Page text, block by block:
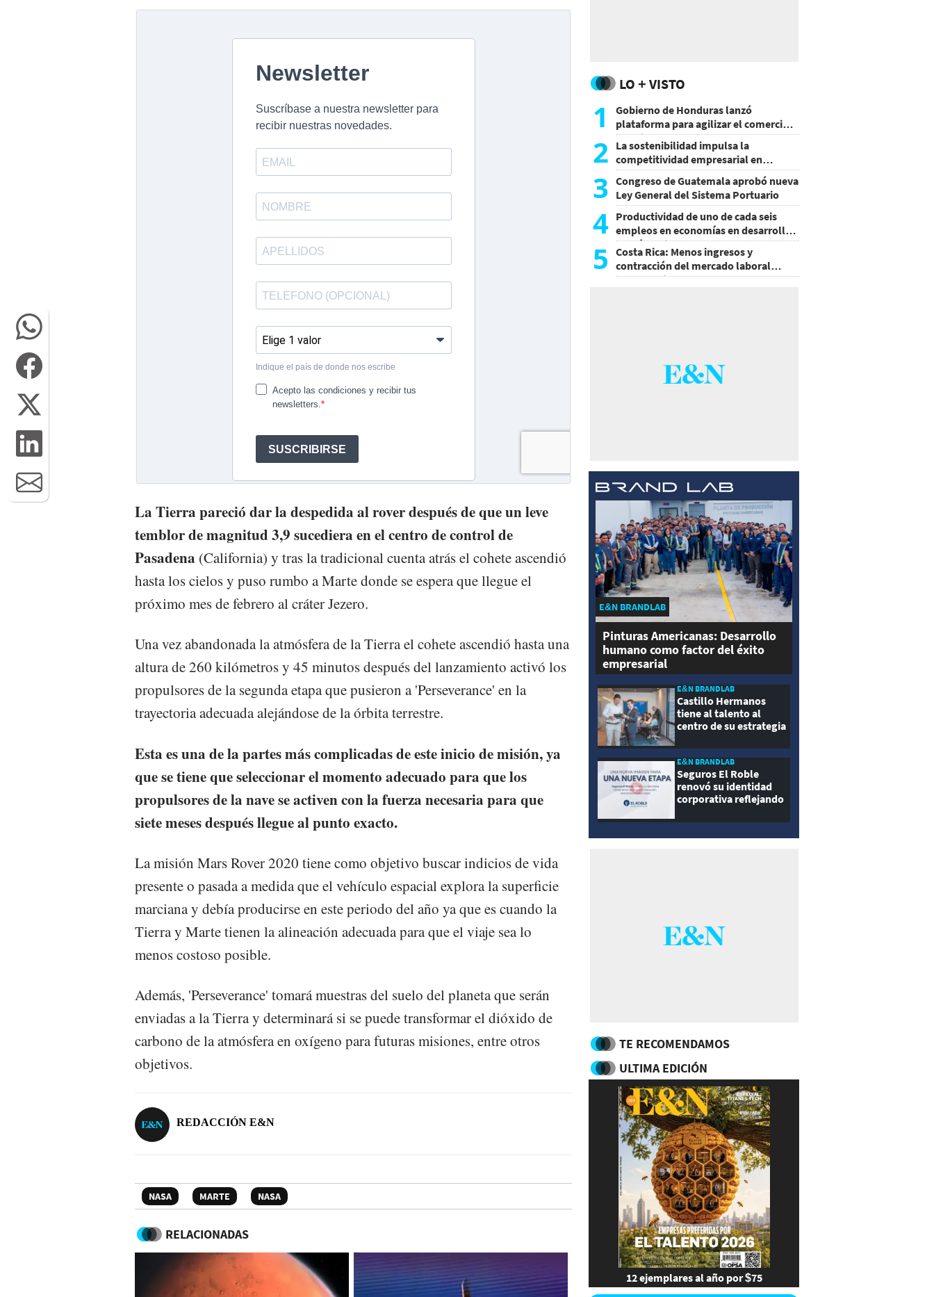
La Tierra pareció dar la despedida al rover después de que un leve
temblor de magnitud 3,9 sucediera en el centro de control de
Pasadena (California) y tras la tradicional cuenta atrás el cohete ascendió
hasta los cielos y puso rumbo a Marte donde se espera que llegue el
próximo mes de febrero al cráter Jezero.
Una vez abandonada la atmósfera de la Tierra el cohete ascendió hasta una
altura de 260 kilómetros y 45 minutos después del lanzamiento activó los
propulsores de la segunda etapa que pusieron a 'Perseverance' en la
trayectoria adecuada alejándose de la órbita terrestre.
Esta es una de la partes más complicadas de este inicio de misión, ya
que se tiene que seleccionar el momento adecuado para que los
propulsores de la nave se activen con la fuerza necesaria para que
siete meses después llegue al punto exacto.
La misión Mars Rover 2020 tiene como objetivo buscar indicios de vida
presente o pasada a medida que el vehículo espacial explora la superficie
marciana y debía producirse en este periodo del año ya que es cuando la
Tierra y Marte tienen la alineación adecuada para que el viaje sea lo
menos costoso posible.
Además, 'Perseverance' tomará muestras del suelo del planeta que serán
enviadas a la Tierra y determinará si se puede transformar el dióxido de
carbono de la atmósfera en oxígeno para futuras misiones, entre otros
objetivos.
REDACCIÓN E&N
NASA MARTE NASA
RELACIONADAS
LO + VISTO
1
Gobierno de Honduras lanzó
plataforma para agilizar el comercio
exterior
2 La sostenibilidad impulsa la
competitividad empresarial en
Guatemala
3 Congreso de Guatemala aprobó nueva
Ley General del Sistema Portuario
4 Productividad de uno de cada seis
empleos en economías en desarrollo
podría mejorar por la IA
5
Costa Rica: Menos ingresos y
contracción del mercado laboral
causan baja del consumo
E&N BRANDLAB
Pinturas Americanas: Desarrollo
humano como factor del éxito
empresarial
E&N BRANDLAB
Castillo Hermanos
tiene al talento al
centro de su estrategia
E&N BRANDLAB
Seguros El Roble
renovó su identidad
corporativa reflejando
modernidad
TE RECOMENDAMOS
ULTIMA EDICIÓN
12 ejemplares al año por $75